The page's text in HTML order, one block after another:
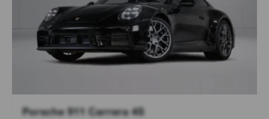
Porsche 911 Carrera 4S